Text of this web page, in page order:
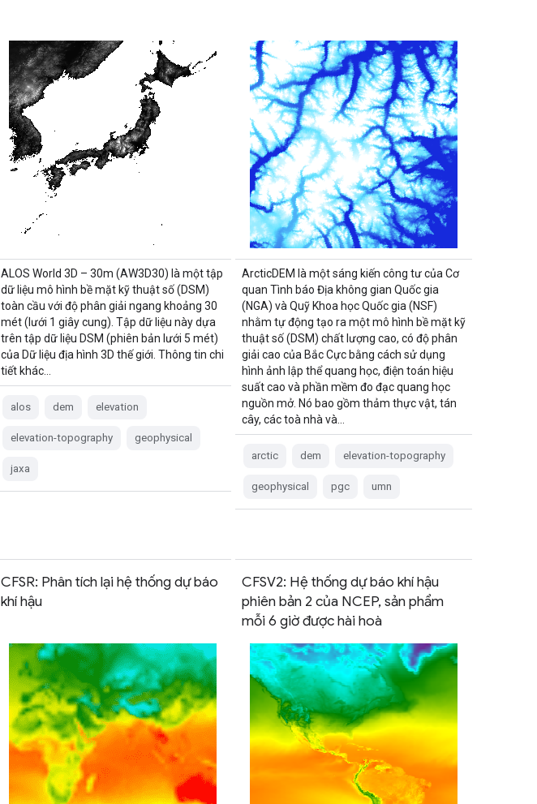
ALOS World 3D – 30m (AW3D30) là một tập
dữ liệu mô hình bề mặt kỹ thuật số (DSM)
toàn cầu với độ phân giải ngang khoảng 30
mét (lưới 1 giây cung). Tập dữ liệu này dựa
trên tập dữ liệu DSM (phiên bản lưới 5 mét)
của Dữ liệu địa hình 3D thế giới. Thông tin chi
tiết khác…
alos dem elevation
elevation-topography geophysical
jaxa
ArcticDEM là một sáng kiến công tư của Cơ
quan Tình báo Địa không gian Quốc gia
(NGA) và Quỹ Khoa học Quốc gia (NSF)
nhằm tự động tạo ra một mô hình bề mặt kỹ
thuật số (DSM) chất lượng cao, có độ phân
giải cao của Bắc Cực bằng cách sử dụng
hình ảnh lập thể quang học, điện toán hiệu
suất cao và phần mềm đo đạc quang học
nguồn mở. Nó bao gồm thảm thực vật, tán
cây, các toà nhà và…
arctic dem elevation-topography
geophysical pgc umn
CFSR: Phân tích lại hệ thống dự báo
khí hậu
CFSV2: Hệ thống dự báo khí hậu
phiên bản 2 của NCEP, sản phẩm
mỗi 6 giờ được hài hoà